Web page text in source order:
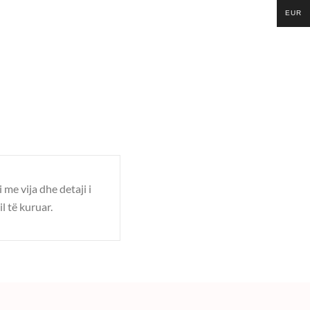
vija dhe detaji i
të kuruar.
EUR